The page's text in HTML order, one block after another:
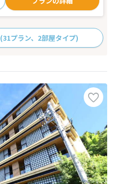
(31プラン、2部屋タイプ)